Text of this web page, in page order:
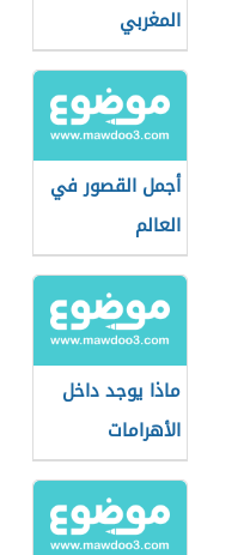
المغربي
أجمل القصور في
العالم
ماذا يوجد داخل
الأهرامات